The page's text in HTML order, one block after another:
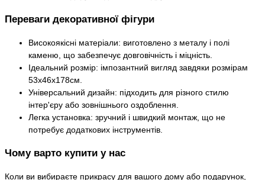
Переваги декоративної фігури
Високоякісні матеріали: виготовлено з металу і полі
каменю, що забезпечує довговічність і міцність.
Ідеальний розмір: імпозантний вигляд завдяки розмірам
53х46х178см.
Універсальний дизайн: підходить для різного стилю
інтер'єру або зовнішнього оздоблення.
Легка установка: зручний і швидкий монтаж, що не
потребує додаткових інструментів.
Чому варто купити у нас
Коли ви вибираєте прикрасу для вашого дому або подарунок,